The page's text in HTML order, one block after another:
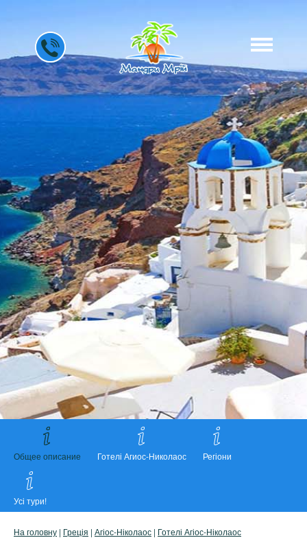
Общее описание Готелі Агиос-Николаос Регіони
Усі тури!
На головну | Греція | Агіос-Ніколаос | Готелі Агіос-Ніколаос